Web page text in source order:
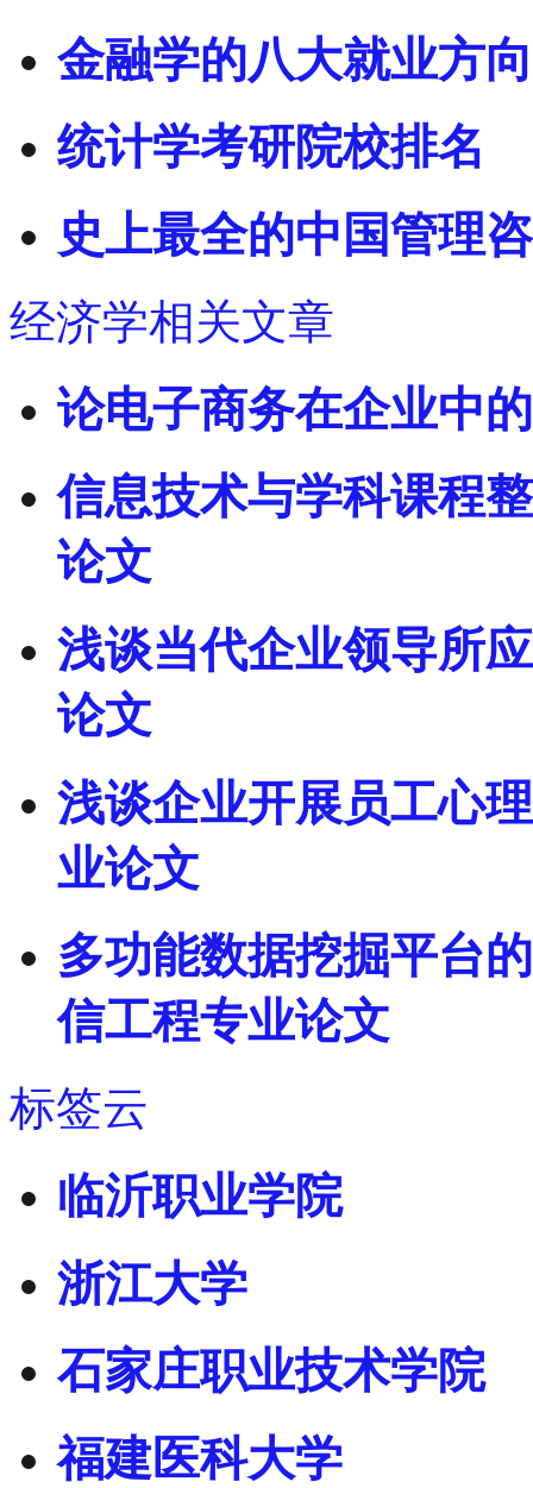
金融学的八大就业方
统计学考研院校排名
史上最全的中国管理
经济学相关文章
论电子商务在企业中
信息技术与学科课程
论文
浅谈当代企业领导所
论文
浅谈企业开展员工心
业论文
多功能数据挖掘平台
信工程专业论文
标签云
临沂职业学院
浙江大学
石家庄职业技术学院
福建医科大学